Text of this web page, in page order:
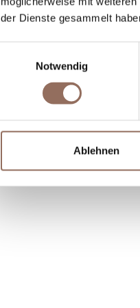
der Dienste gesammelt
Notwendig
Ablehnen